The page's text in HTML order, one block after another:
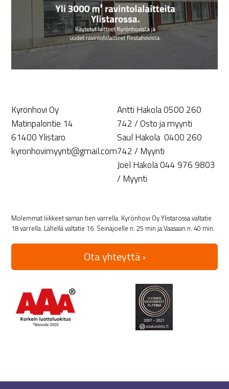
Kyrönhovi Oy
Matinpalontie 14
61400 Ylistaro
kyronhovimyynti@gmail.com
Antti Hakola 0500 260
742 / Osto ja myynti
Saul Hakola 0400 260
742 / Myynti
Joel Hakola 044 976 9803
/ Myynti
Molemmat liikkeet saman tien varrella. Kyrönhovi Oy Ylistarossa valtatie
18 varrella. Lähellä valtatie 16. Seinäjoelle n. 25 min ja Vaasaan n. 40 min.
Ota yhteyttä ›